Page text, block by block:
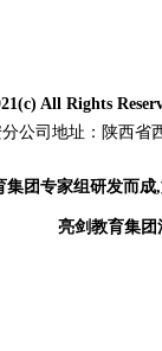
All Rights
公司地址：陕西省
团专家组研发而
亮剑教育集